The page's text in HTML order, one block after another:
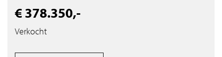
€ 378.350,-
Verkocht